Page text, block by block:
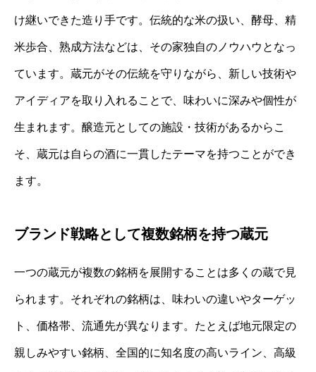
け継いできた造り手です。伝統的な米の扱い、酵母、精
米歩合、熟成方法などは、その家独自のノウハウとなっ
ています。蔵元がその伝統を守りながら、新しい技術や
アイディアを取り入れることで、味わいに深みや個性が
生まれます。醸造元としての施設・技術があるからこ
そ、蔵元は自らの酒に一貫したテーマを持つことができ
ます。
ブランド戦略として複数銘柄を持つ蔵元
一つの蔵元が複数の銘柄を展開することは多くの蔵で見
られます。それぞれの銘柄は、味わいの違いやターゲッ
ト、価格帯、流通先が異なります。たとえば地元限定の
親しみやすい銘柄、全国的に知名度の高いライン、高級